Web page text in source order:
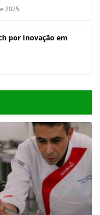
2025
por Inovação em